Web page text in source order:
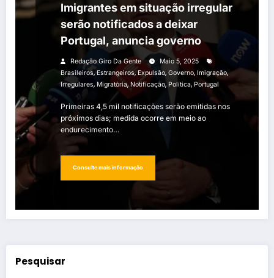
Imigrantes em situação irregular
serão notificados a deixar
Portugal, anuncia governo
Redação Giro Da Gente
Maio 5, 2025
Brasileiros,Estrangeiros,Expulsão, Governo, Imigração,
Irregulares, Migratória, Notificação, Política, Portugal
Primeiras 4,5 mil notificações serão emitidas nos
próximos dias; medida ocorre em meio ao
endurecimento…
Consulte mais informação
Pesquisar